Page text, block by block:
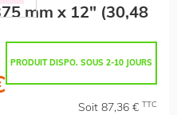
mm x 12" (30,48
PRODUIT DISPO. SOUS 2-10 JOURS
Soit 87,36 € TTC